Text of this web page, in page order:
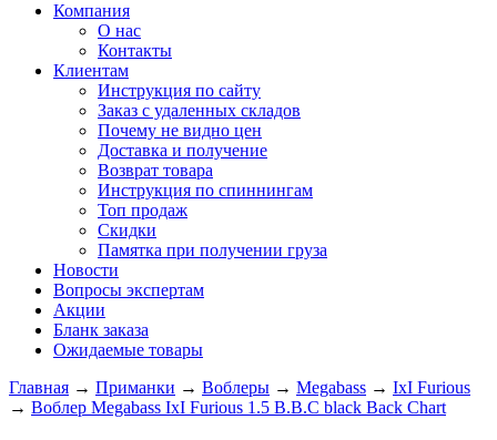
Компания
О нас
Контакты
Клиентам
Инструкция по сайту
Заказ с удаленных складов
Почему не видно цен
Доставка и получение
Возврат товара
Инструкция по спиннингам
Топ продаж
Скидки
Памятка при получении груза
Новости
Вопросы экспертам
Акции
Бланк заказа
Ожидаемые товары
Главная → Приманки → Воблеры → Megabass → IxI Furious
→ Воблер Megabass IxI Furious 1.5 B.B.C black Back Chart